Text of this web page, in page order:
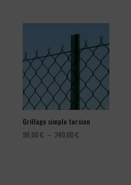
Grillage simple torsion
96,00€ – 240,00€Plage